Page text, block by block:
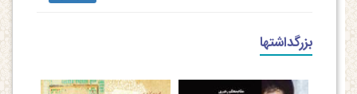
بزرگداشتها